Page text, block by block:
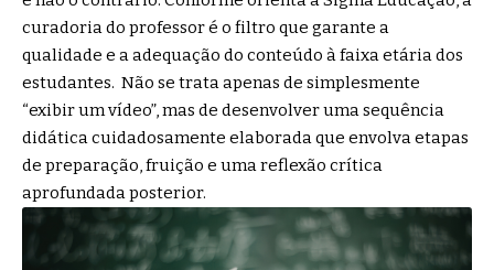
curadoria do professor é o filtro que garante a
qualidade e a adequação do conteúdo à faixa etária dos
estudantes. Não se trata apenas de simplesmente
“exibir um vídeo”, mas de desenvolver uma sequência
didática cuidadosamente elaborada que envolva etapas
de preparação, fruição e uma reflexão crítica
aprofundada posterior.